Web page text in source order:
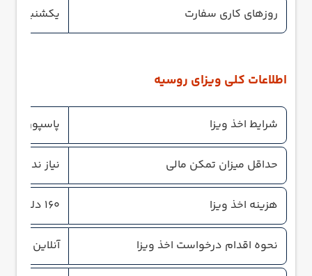
روزهای کاری سفارت یکشنبه،
اطلاعات کلی ویزای روسیه
شرایط اخذ ویزا پاسپورت
حداقل میزان تمکن مالی نیاز ندارد
هزینه اخذ ویزا 160 دلار
نحوه اقدام درخواست اخذ ویزا آنلاین